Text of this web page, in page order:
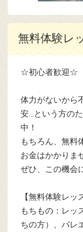
無料体験レ
☆初心者歓迎☆
体力がないから
安…という方の
中！
もちろん、無料
お金はかかりま
ぜひ、この機会
【無料体験レッ
もちもの：レッ
ちの方）、バレ